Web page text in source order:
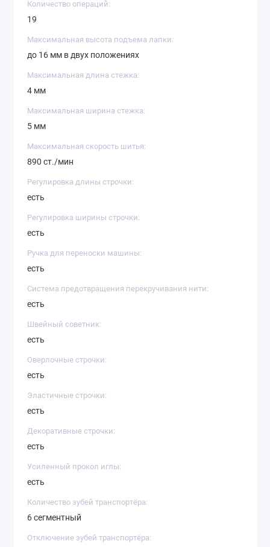
В целом, Aurora Style 5 - это универсальная и мощная
швейная машина, которая обладает большим
количеством функций и возможностей. Она идеальна
Количество операций:
19
Максимальная высота подъема лапки:
до 16 мм в двух положениях
Максимальная длина стежка:
4 мм
Максимальная ширина стежка:
5 мм
Максимальная скорость шитья:
890 ст./мин
Регулировка длины строчки:
есть
Регулировка ширины строчки:
есть
Ручка для переноски машины:
есть
Система предотвращения перекручивания нити:
есть
Швейный советник:
есть
Оверлочные строчки:
есть
Эластичные строчки:
есть
Декоративные строчки:
есть
Усиленный прокол иглы:
есть
Количество зубей транспортёра:
6 сегментный
Отключение зубей транспортёра: